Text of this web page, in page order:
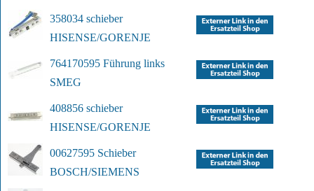
358034 schieber
HISENSE/GORENJE
764170595 Führung links
SMEG
408856 schieber
HISENSE/GORENJE
00627595 Schieber
BOSCH/SIEMENS